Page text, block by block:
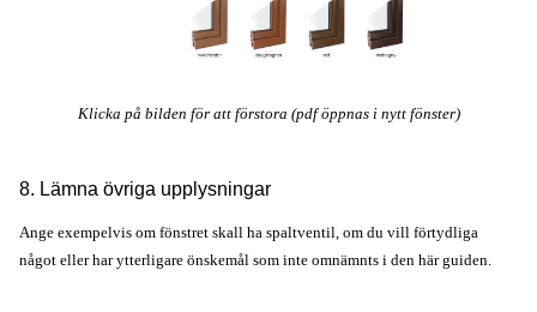
Klicka på bilden för att förstora (pdf öppnas i nytt fönster)
8. Lämna övriga upplysningar
Ange exempelvis om fönstret skall ha spaltventil, om du vill förtydliga
något eller har ytterligare önskemål som inte omnämnts i den här guiden.